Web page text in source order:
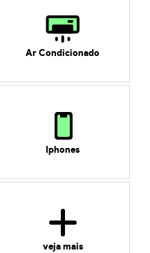
Ar Condicionado
Iphones
veja mais